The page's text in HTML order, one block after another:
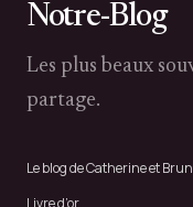
Notre-Blog
Les plus beaux
partage.
Le blog de Catherine et
Livre d’or